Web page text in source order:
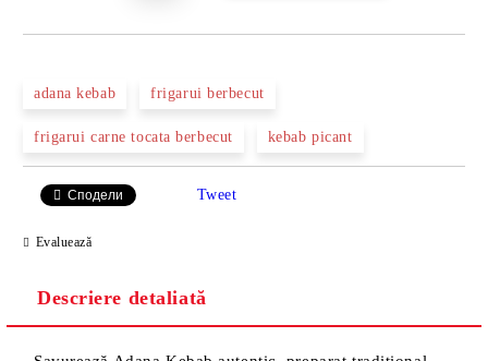
adana kebab frigarui berbecut
frigarui carne tocata berbecut kebab picant
Сподели Tweet
Evaluează
Descriere detaliată